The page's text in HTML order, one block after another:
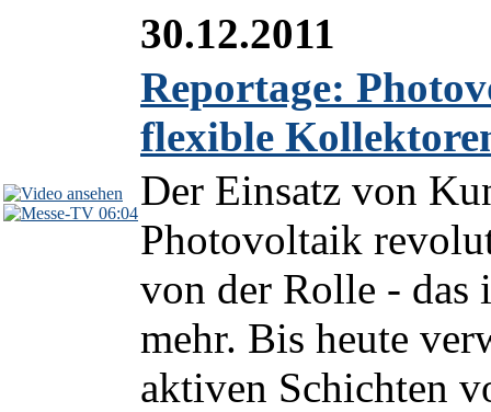
06:04
30.12.2011
Reportage:
flexible
Der Einsatz von
Photovoltaik
von der Rolle - das
mehr. Bis heute
aktiven Schichten